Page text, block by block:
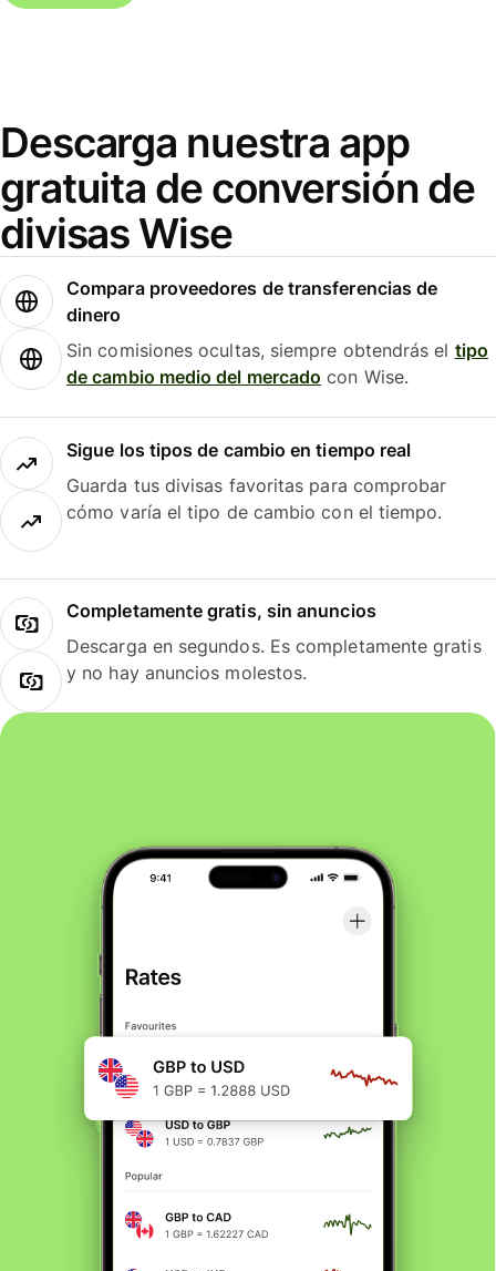
Descarga nuestra app
gratuita de conversión de
divisas Wise
Compara proveedores de transferencias de
dinero
Sin comisiones ocultas, siempre obtendrás el tipo
de cambio medio del mercado con Wise.
Sigue los tipos de cambio en tiempo real
Guarda tus divisas favoritas para comprobar
cómo varía el tipo de cambio con el tiempo.
Completamente gratis, sin anuncios
Descarga en segundos. Es completamente gratis
y no hay anuncios molestos.